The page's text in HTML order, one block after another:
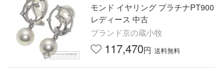
モンド イヤリング プラチナPT900
レディース 中古
ブランド京の蔵小牧
117,470円 送料無料